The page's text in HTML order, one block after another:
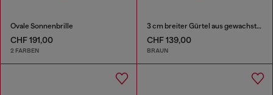
Ovale Sonnenbrille
CHF 191,00
2 FARBEN
3 cm breiter Gürtel aus gewachstem Leder mit D-Logo-Schnalle
CHF 139,00
BRAUN